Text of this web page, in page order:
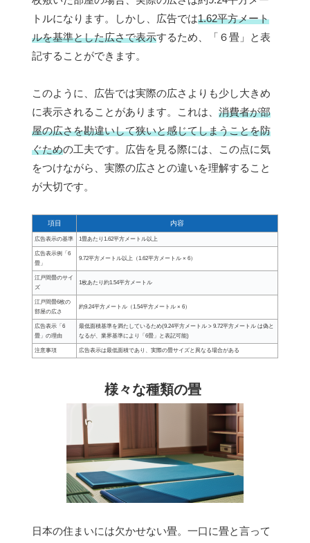
トルになります。しかし、広告では1.62平方メート
ルを基準とした広さで表示するため、「６畳」と表
記することができます。
このように、広告では実際の広さよりも少し大きめ
に表示されることがあります。これは、 消費者が部
屋の広さを勘違いして狭いと感じてしまうことを防
ぐための工夫です。広告を見る際には、この点に気
をつけながら、実際の広さとの違いを理解すること
が大切です。
項目 内容
広告表示の基準 1畳あたり1.62平方メートル以上
広告表示例「6
畳」
9.72平方メートル以上（1.62平方メートル × 6）
江戸間畳のサイ
ズ
1枚あたり約1.54平方メートル
江戸間畳6枚の
部屋の広さ
約9.24平方メートル（1.54平方メートル × 6）
広告表示「6
畳」の理由
最低面積基準を満たしているため(9.24平方メートル > 9.72平方メートル は偽と
なるが、業界基準により「6畳」と表記可能)
注意事項 広告表示は最低面積であり、実際の畳サイズと異なる場合がある
様々な種類の畳
日本の住まいには欠かせない畳。一口に畳と言って